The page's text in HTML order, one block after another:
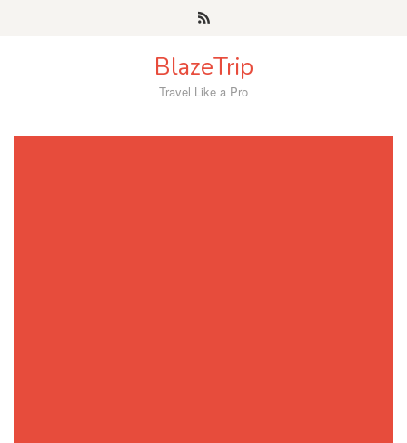
BlazeTrip
Travel Like a Pro